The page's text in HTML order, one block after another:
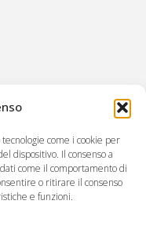
come i cookie per
dispositivo. Il consenso a
come il comportamento di
o ritirare il consenso
e funzioni.